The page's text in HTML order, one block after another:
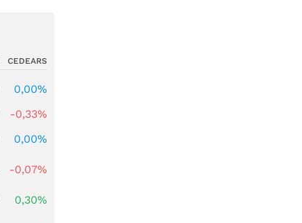
CEDEARS
0,00%
-0,33%
0,00%
-0,07%
0,30%